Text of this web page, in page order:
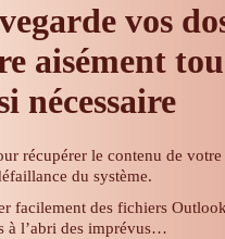
vos
aisément
nécessaire
récupérer le contenu de
du système.
à l’abri des imprévus…